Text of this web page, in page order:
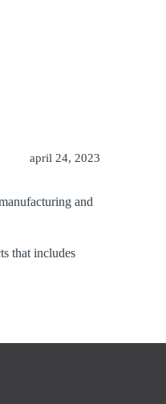
april 24, 2023
and
that includes